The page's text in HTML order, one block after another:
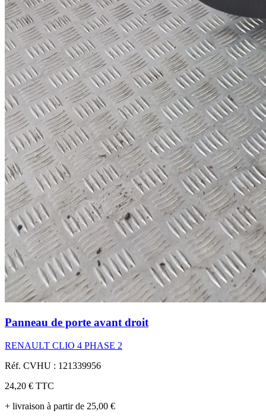
Panneau de porte avant droit
RENAULT CLIO 4 PHASE 2
Réf. CVHU : 121339956
24,20 € TTC
+ livraison à partir de 25,00 €